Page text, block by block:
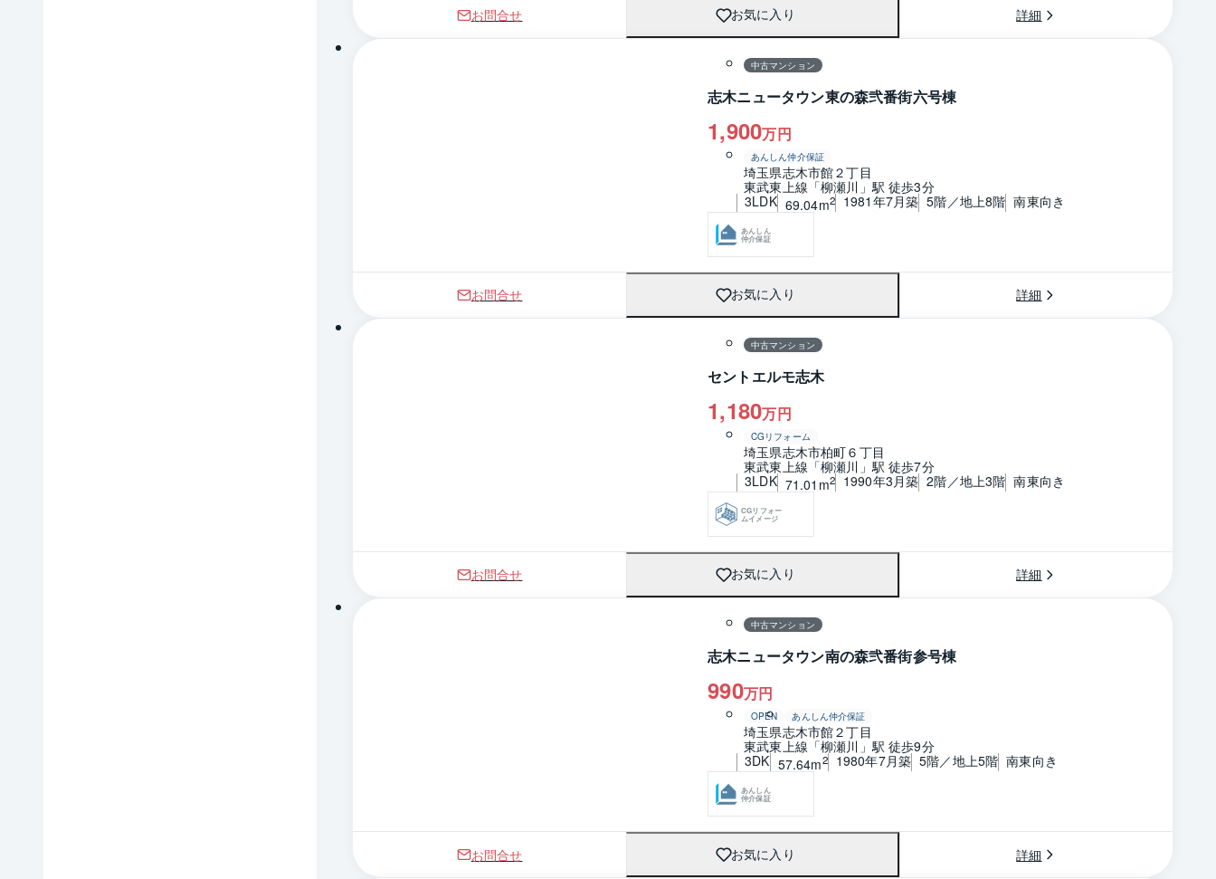
お問合せ お気に入り 詳細
中古マンション
志木ニュータウン東の森弐番街六号棟
1,900万円
あんしん仲介保証
埼玉県志木市館２丁目
東武東上線「柳瀬川」駅 徒歩3分
3LDK 69.04m2 1981年7月築 5階／地上8階 南東向き
あんしん
仲介保証
お問合せ お気に入り 詳細
中古マンション
セントエルモ志木
1,180万円
CGリフォーム
埼玉県志木市柏町６丁目
東武東上線「柳瀬川」駅 徒歩7分
3LDK 71.01m2 1990年3月築 2階／地上3階 南東向き
CGリフォー
ムイメージ
お問合せ お気に入り 詳細
中古マンション
志木ニュータウン南の森弐番街参号棟
990万円
OPEN あんしん仲介保証
埼玉県志木市館２丁目
東武東上線「柳瀬川」駅 徒歩9分
3DK 57.64m2 1980年7月築 5階／地上5階 南東向き
あんしん
仲介保証
お問合せ お気に入り 詳細